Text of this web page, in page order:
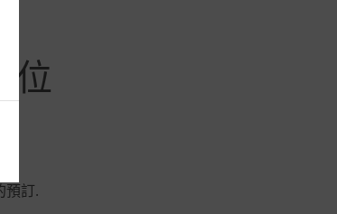
位
預訂.